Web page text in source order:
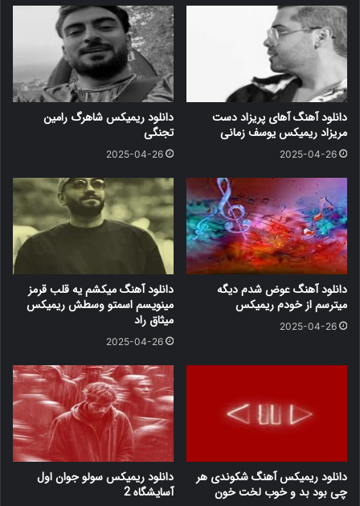
دانلود آهنگ آهای پریزاد دست
مریزاد ریمیکس یوسف زمانی
2025-04-26
دانلود ریمیکس شاهرگ رامین
تجنگی
2025-04-26
دانلود آهنگ عوض شدم دیگه
میترسم از خودم ریمیکس
2025-04-26
دانلود آهنگ میکشم یه قلب قرمز
مینویسم اسمتو وسطش ریمیکس
میثاق راد
2025-04-26
دانلود ریمیکس آهنگ شکوندی هر
چی بود بد و خوب لخت خون
دانلود ریمیکس سولو جوان اول
آسایشگاه 2